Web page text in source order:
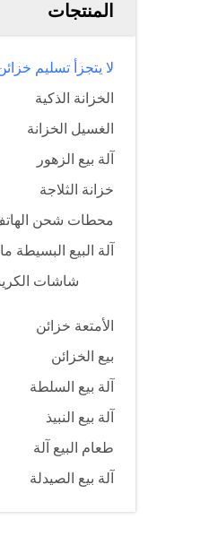
المنتجات
لا يتجزأ تسليم
الخزانة الذكية
الغسيل الخزانة
آلة بيع الزهور
خزانة الثلاجة
محطات شحن
آلة البيع البسيطة
شاشات
الأمتعة خزائن
بيع الخزائن
آلة بيع السلطة
آلة بيع النبيذ
طعام البيع آلة
آلة بيع الصيدلة